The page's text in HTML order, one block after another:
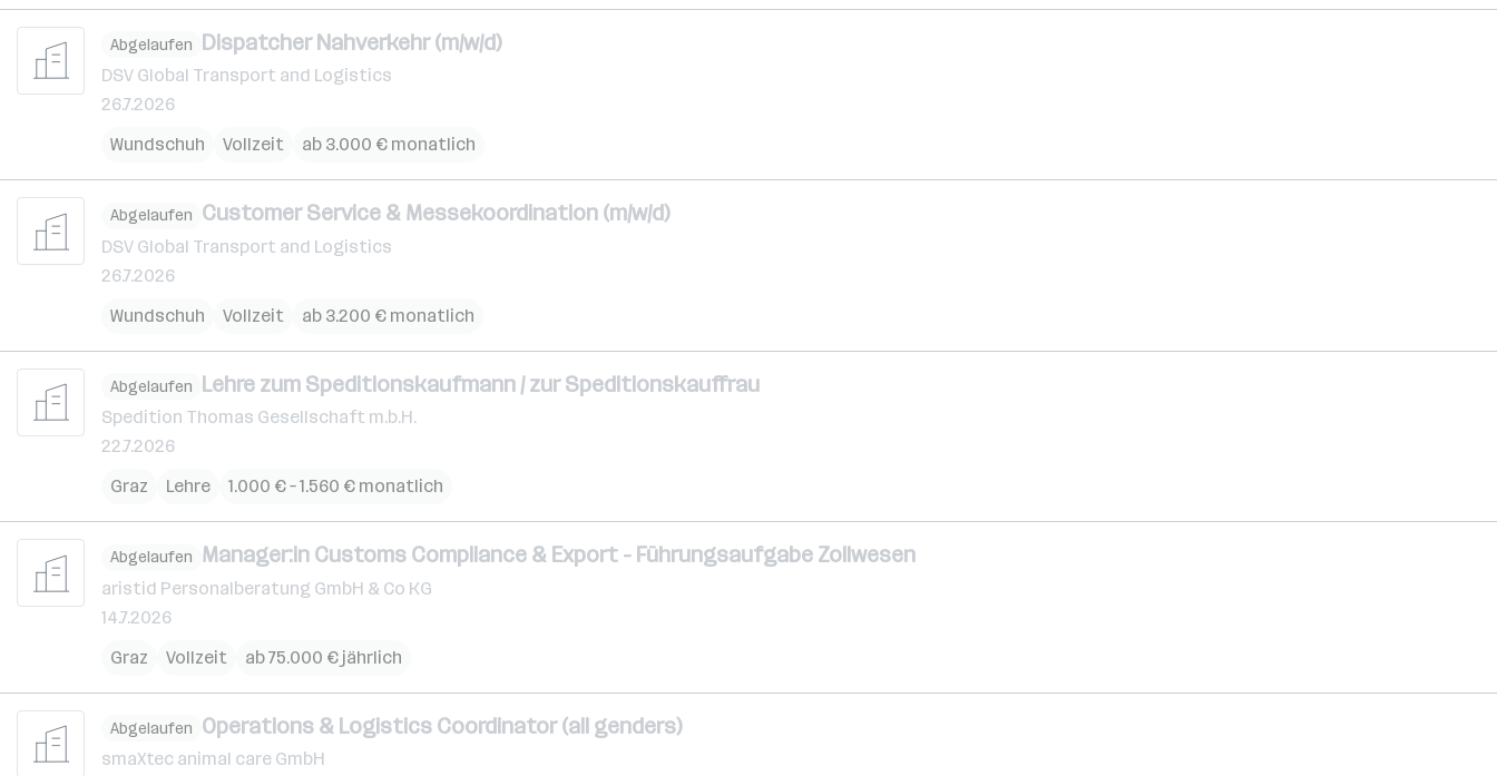
Abgelaufen Dispatcher Nahverkehr (m/w/d)
DSV Global Transport and Logistics
26.7.2026
Wundschuh
Vollzeit ab 3.000 € monatlich
Abgelaufen Customer Service & Messekoordination (m/w/d)
DSV Global Transport and Logistics
26.7.2026
Wundschuh
Vollzeit ab 3.200 € monatlich
Abgelaufen Lehre zum Speditionskaufmann / zur Speditionskauffrau
Spedition Thomas Gesellschaft m.b.H.
22.7.2026
Graz
Lehre 1.000 € – 1.560 € monatlich
Abgelaufen Manager:in Customs Compliance & Export - Führungsaufgabe Zollwesen
aristid Personalberatung GmbH & Co KG
14.7.2026
Graz
Vollzeit ab 75.000 € jährlich
Abgelaufen Operations & Logistics Coordinator (all genders)
smaXtec animal care GmbH